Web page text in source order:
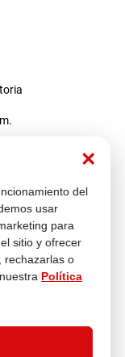
×
del
usar
para
sitio y ofrecer
rechazarlas o
Política